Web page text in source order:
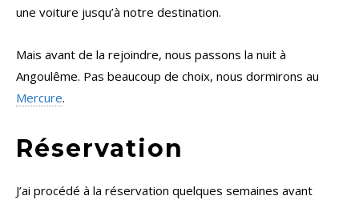
une voiture jusqu’à notre destination.
Mais avant de la rejoindre, nous passons la nuit à
Angoulême. Pas beaucoup de choix, nous dormirons au
Mercure.
Réservation
J’ai procédé à la réservation quelques semaines avant